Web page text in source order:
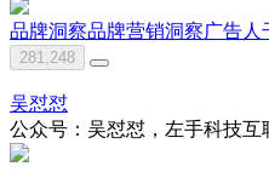
品牌洞察品牌营销洞察广告人
281,248
吴怼怼
公众号：吴怼怼，左手科技互